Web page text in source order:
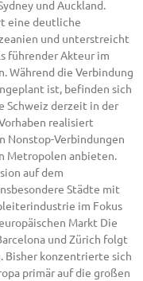
und Auckland.
eine deutliche
und unterstreicht
führender Akteur im
Während die Verbindung
ist, befinden sich
Schweiz derzeit in der
realisiert
Nonstop-Verbindungen
Metropolen anbieten.
auf dem
Städte mit
im Fokus
Markt Die
und Zürich folgt
Bisher konzentrierte sich
primär auf die großen